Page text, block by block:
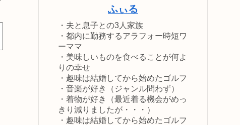
ふぃる
・夫と息子との3人家族
・都内に勤務するアラフォー時短ワ
ーママ
・美味しいものを食べることが何よ
りの幸せ
・趣味は結婚してから始めたゴルフ
・音楽が好き（ジャンル問わず）
・着物が好き（最近着る機会がめっ
きり減りましたが・・・）
・趣味は結婚してから始めたゴルフ